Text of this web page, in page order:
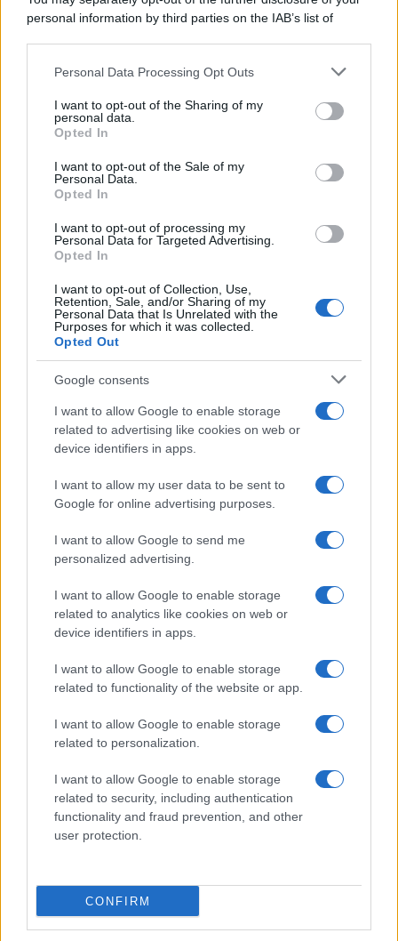
personal information by third parties on the IAB’s list of
This information may also be disclosed by us to third parties
disclose it to other third parties.
Please note that this website/app uses one or more Google
services and may gather and store information including but
not limited to your visit or usage behaviour. You may click to
grant or deny consent to Google and its third-party tags to
consent section.
Personal Data Processing Opt Outs
I want to opt-out of the Sharing of my
personal data.
Opted In
I want to opt-out of the Sale of my
Personal Data.
Opted In
I want to opt-out of processing my
Personal Data for Targeted Advertising.
Opted In
I want to opt-out of Collection, Use,
Retention, Sale, and/or Sharing of my
Personal Data that Is Unrelated with the
Purposes for which it was collected.
Opted Out
Google consents
I want to allow Google to enable storage
related to advertising like cookies on web or
device identifiers in apps.
I want to allow my user data to be sent to
Google for online advertising purposes.
I want to allow Google to send me
personalized advertising.
I want to allow Google to enable storage
related to analytics like cookies on web or
device identifiers in apps.
I want to allow Google to enable storage
related to functionality of the website or app.
I want to allow Google to enable storage
related to personalization.
I want to allow Google to enable storage
related to security, including authentication
functionality and fraud prevention, and other
user protection.
CONFIRM